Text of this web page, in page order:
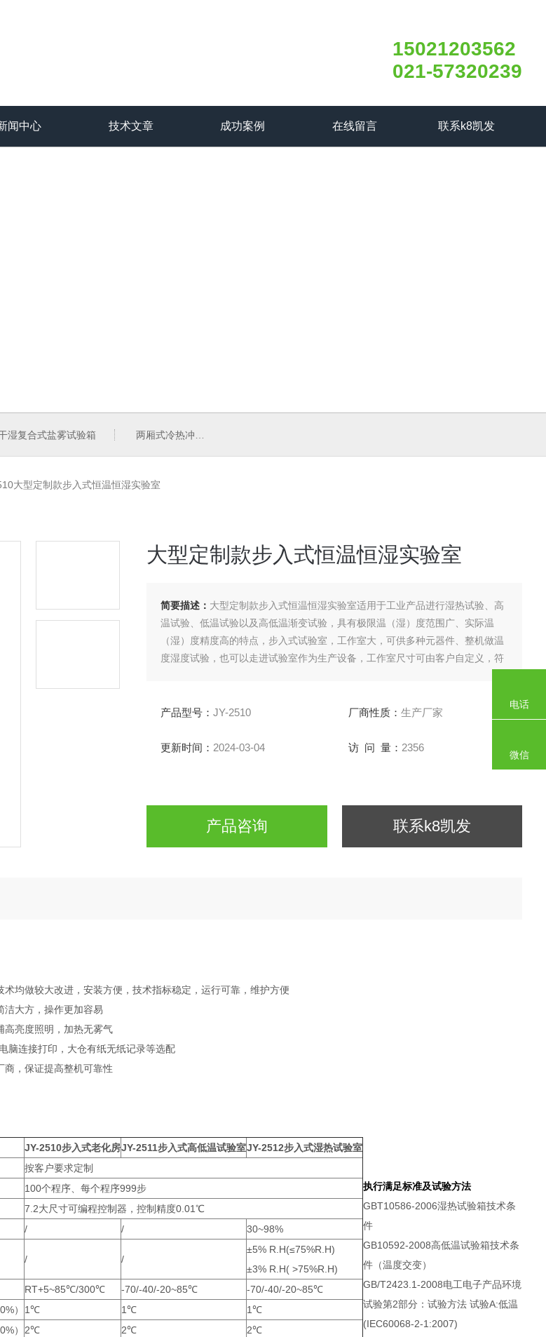
15021203562
021-57320239
闻中心 技术文章 成功案例 在线留言 联系k8凯发
湿复合式盐雾试验箱 两厢式冷热冲击试验箱
大型定制款步入式恒温恒湿实验室
大型定制款步入式恒温恒湿实验室
简要描述： 大型定制款步入式恒温恒湿实验室适用于工业产品进行湿热试验、高
温试验、低温试验以及高低温渐变试验，具有极限温（湿）度范围广、实际温
（湿）度精度高的特点，步入式试验室，工作室大，可供多种元器件、整机做温
度湿度试验，也可以走进试验室作为生产设备，工作室尺寸可由客户自定义，符
产品型号：JY-2510 厂商性质：生产厂家
更新时间： 2024-03-04 访 问 量： 2356
产品咨询 联系k8凯发
均做较大改进，安装方便，技术指标稳定，运行可靠，维护方便
洁大方，操作更加容易
高亮度照明，加热无雾气
脑连接打印，大仓有纸无纸记录等选配
商，保证提高整机可靠性
JY-2510步入式老化房JY-2511步入式高低温试验室JY-2512步入式湿热试验室
按客户要求定制
100个程序、每个程序999步
7.2大尺寸可编程控制器，控制精度0.01℃
/ / 30~98%
/ /
±5% R.H(≤75%R.H)
±3% R.H( >75%R.H)
RT+5~85℃/300℃ -70/-40/-20~85℃
-70/-40/-20~85℃
）
1℃ 1℃
1℃
）
2℃ 2℃ 2℃
执行满足标准及试验方法
GBT10586-2006湿热试验箱技术条
件
GB10592-2008高低温试验箱技术条
件（温度交变）
GB/T2423.1-2008电工电子产品环境
试验第2部分：试验方法 试验A:低温
(IEC60068-2-1:2007)
电话
微信